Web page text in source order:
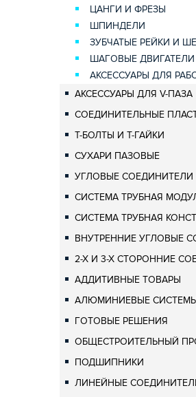
ЦАНГИ И ФРЕЗЫ
ШПИНДЕЛИ
ЗУБЧАТЫЕ РЕЙКИ И
ШАГОВЫЕ ДВИГАТЕЛИ
АКСЕССУАРЫ ДЛЯ
АКСЕССУАРЫ ДЛЯ V-ПАЗА
СОЕДИНИТЕЛЬНЫЕ
Т-БОЛТЫ И Т-ГАЙКИ
СУХАРИ ПАЗОВЫЕ
УГЛОВЫЕ СОЕДИНИТЕЛИ
СИСТЕМА ТРУБНАЯ
СИСТЕМА ТРУБНАЯ
ВНУТРЕННИЕ УГЛОВЫЕ
2-Х И 3-Х СТОРОННИЕ
АДДИТИВНЫЕ ТОВАРЫ
АЛЮМИНИЕВЫЕ
ГОТОВЫЕ РЕШЕНИЯ
ОБЩЕСТРОИТЕЛЬНЫЙ
ПОДШИПНИКИ
ЛИНЕЙНЫЕ